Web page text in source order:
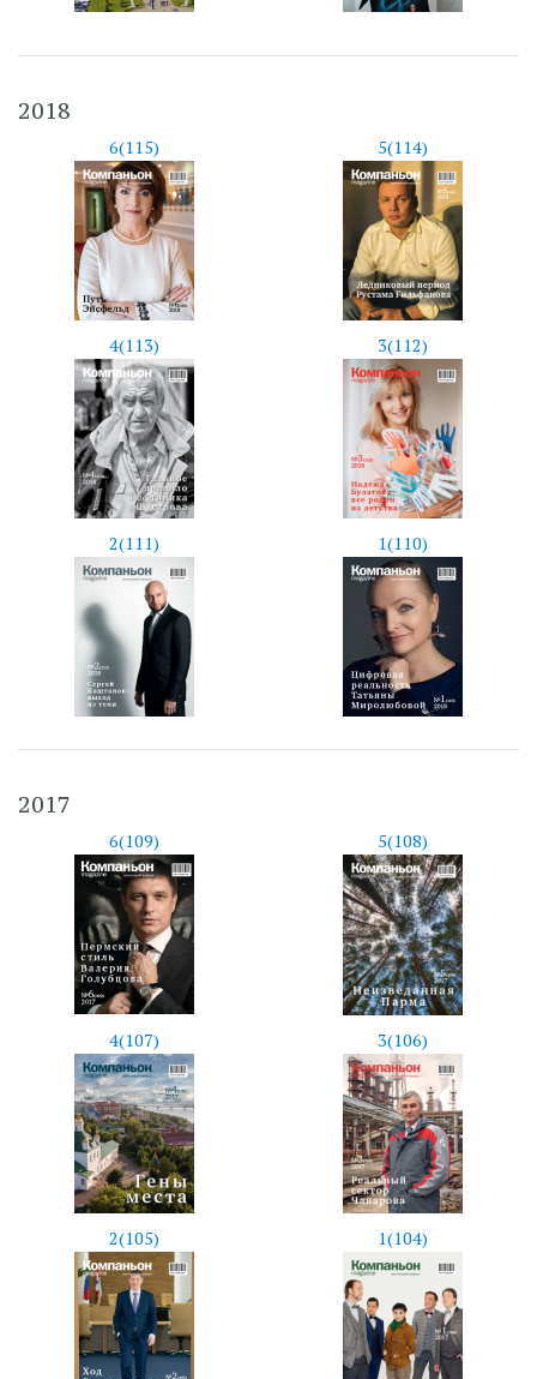
2018
6(115) 5(114)
4(113) 3(112)
2(111) 1(110)
2017
6(109) 5(108)
4(107) 3(106)
2(105) 1(104)